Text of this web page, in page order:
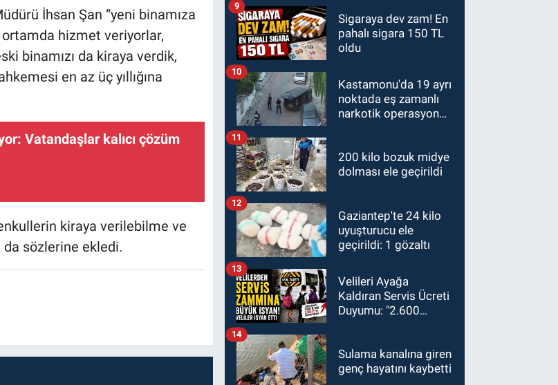
İhsan Şan “yeni binamıza
ortamda hizmet veriyorlar,
binamızı da kiraya verdik,
en az üç yıllığına
Vatandaşlar kalıcı çözüm
kiraya verilebilme ve
da sözlerine ekledi.
Sigaraya dev zam! En
pahalı sigara 150 TL
oldu
9
Kastamonu'da 19 ayrı
noktada eş zamanlı
narkotik operasyonu:
10
200 kilo bozuk midye
dolması ele geçirildi
11
Gaziantep'te 24 kilo
uyuşturucu ele
geçirildi: 1 gözaltı
12
Velileri Ayağa
Kaldıran Servis Ücreti
Duyumu: "2.600
Edilemez!"
13
Sulama kanalına giren
genç hayatını kaybetti
14